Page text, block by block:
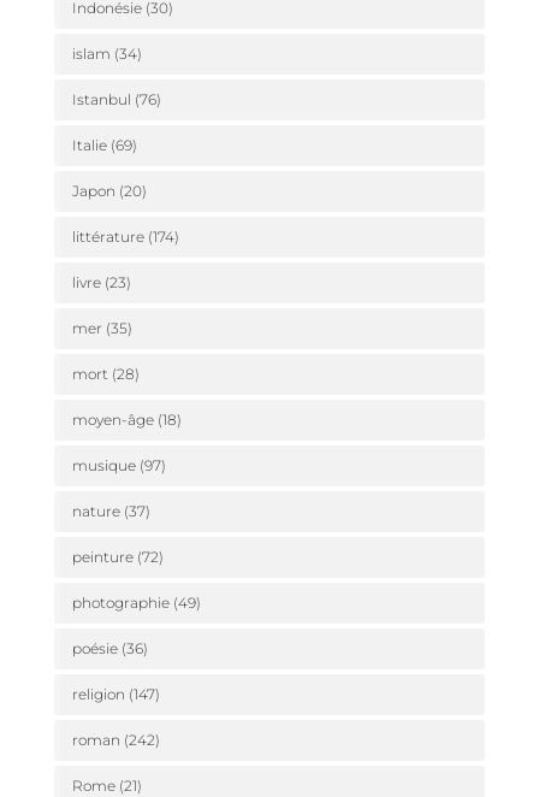
Indonésie(30)
islam (34)
Istanbul (76)
Italie(69)
Japon (20)
littérature(174)
livre(23)
mer (35)
mort(28)
moyen-âge(18)
musique(97)
nature(37)
peinture(72)
photographie(49)
poésie(36)
religion (147)
roman (242)
Rome(21)